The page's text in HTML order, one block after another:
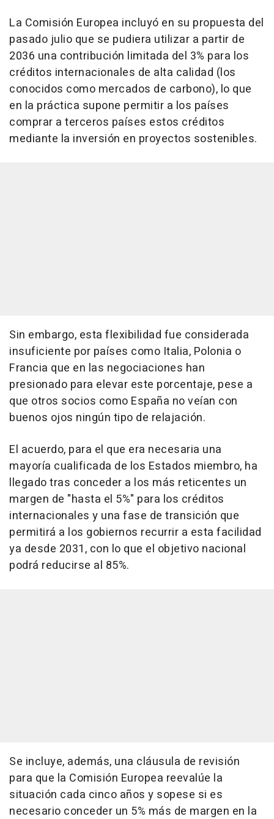
La Comisión Europea incluyó en su propuesta del
pasado julio que se pudiera utilizar a partir de
2036 una contribución limitada del 3% para los
créditos internacionales de alta calidad (los
conocidos como mercados de carbono), lo que
en la práctica supone permitir a los países
comprar a terceros países estos créditos
mediante la inversión en proyectos sostenibles.
Sin embargo, esta flexibilidad fue considerada
insuficiente por países como Italia, Polonia o
Francia que en las negociaciones han
presionado para elevar este porcentaje, pese a
que otros socios como España no veían con
buenos ojos ningún tipo de relajación.
El acuerdo, para el que era necesaria una
mayoría cualificada de los Estados miembro, ha
llegado tras conceder a los más reticentes un
margen de "hasta el 5%" para los créditos
internacionales y una fase de transición que
permitirá a los gobiernos recurrir a esta facilidad
ya desde 2031, con lo que el objetivo nacional
podrá reducirse al 85%.
Se incluye, además, una cláusula de revisión
para que la Comisión Europea reevalúe la
situación cada cinco años y sopese si es
necesario conceder un 5% más de margen en la